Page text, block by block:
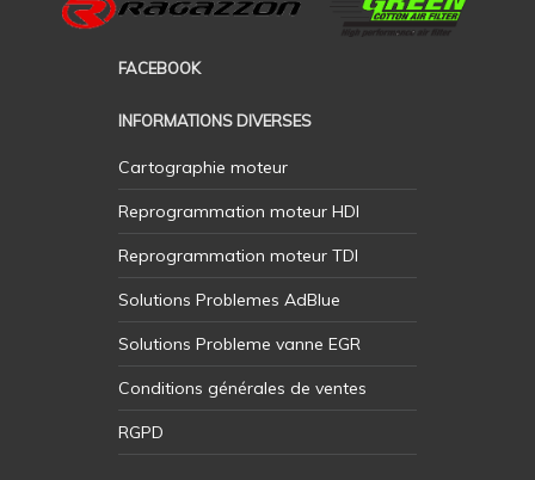
FACEBOOK
INFORMATIONS DIVERSES
Cartographie moteur
Reprogrammation moteur HDI
Reprogrammation moteur TDI
Solutions Problemes AdBlue
Solutions Probleme vanne EGR
Conditions générales de ventes
RGPD